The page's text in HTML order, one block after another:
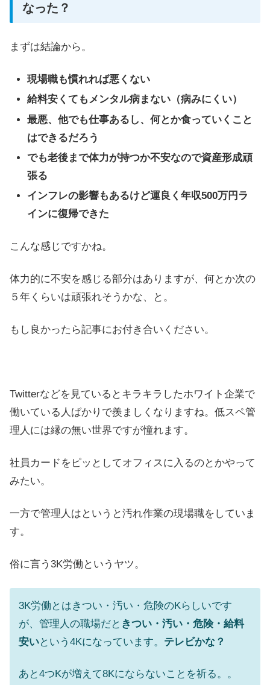
なった？
まずは結論から。
現場職も慣れれば悪くない
給料安くてもメンタル病まない（病みにくい）
最悪、他でも仕事あるし、何とか食っていくこと
はできるだろう
でも老後まで体力が持つか不安なので資産形成頑
張る
インフレの影響もあるけど運良く年収500万円ラ
インに復帰できた
こんな感じですかね。
体力的に不安を感じる部分はありますが、何とか次の
５年くらいは頑張れそうかな、と。
もし良かったら記事にお付き合いください。
Twitterなどを見ているとキラキラしたホワイト企業で
働いている人ばかりで羨ましくなりますね。低スペ管
理人には縁の無い世界ですが憧れます。
社員カードをピッとしてオフィスに入るのとかやって
みたい。
一方で管理人はというと汚れ作業の現場職をしていま
す。
俗に言う3K労働というヤツ。
3K労働とはきつい・汚い・危険のKらしいです
が、管理人の職場だと きつい・汚い・危険・給料
安いという4Kになっています。 テレビかな？
あと4つKが増えて8Kにならないことを祈る。。